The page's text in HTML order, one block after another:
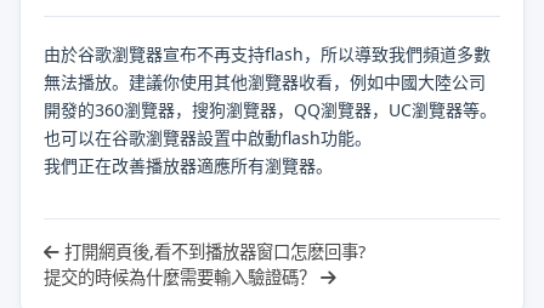
由於谷歌瀏覽器宣布不再支持flash，所以導致我們頻道多數
無法播放。建議你使用其他瀏覽器收看，例如中國大陸公司
開發的360瀏覽器，搜狗瀏覽器，QQ瀏覽器，UC瀏覽器等。
也可以在谷歌瀏覽器設置中啟動flash功能。
我們正在改善播放器適應所有瀏覽器。
打開網頁後,看不到播放器窗口怎麽回事?
提交的時候為什麼需要輸入驗證碼？